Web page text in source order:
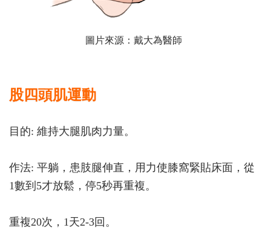
圖片來源：戴大為醫師
股四頭肌運動
目的: 維持大腿肌肉力量。
作法: 平躺，患肢腿伸直，用力使膝窩緊貼床面，從
1數到5才放鬆，停5秒再重複。
重複20次，1天2-3回。